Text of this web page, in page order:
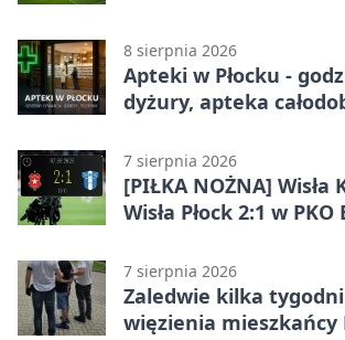
8 sierpnia 2026
Apteki w Płocku -
dyżury, apteka
7 sierpnia 2026
[PIŁKA NOŻNA] Wisła
Wisła Płock 2:1 w PKO
rozstrzygnęli mecz
7 sierpnia 2026
Zaledwie kilka
więzienia mieszkańcy